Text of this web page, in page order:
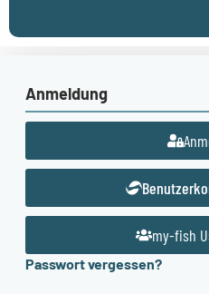
Anmeldung
my-fish
Passwort vergessen?